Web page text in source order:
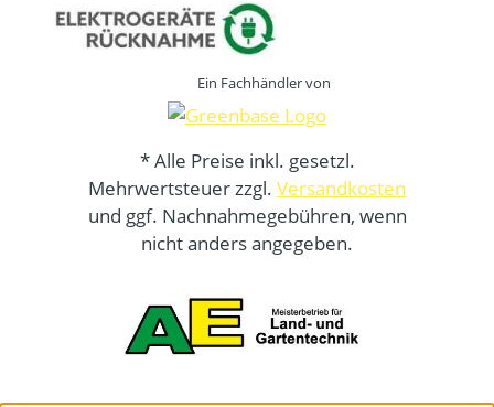
Ein Fachhändler von
* Alle Preise inkl. gesetzl.
Mehrwertsteuer zzgl. Versandkosten
und ggf. Nachnahmegebühren, wenn
nicht anders angegeben.